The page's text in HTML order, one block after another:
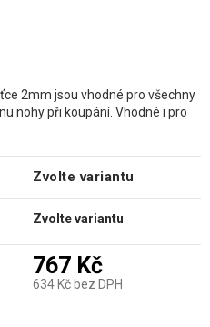
2mm jsou vhodné pro všechny
nohy při koupání. Vhodné i pro
Zvolte variantu
Zvolte variantu
767 Kč
634 Kč bez DPH